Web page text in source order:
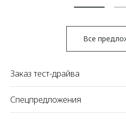
Все
Заказ тест-драйва
Спецпредложения